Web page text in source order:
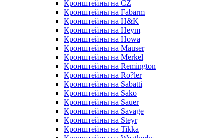
Кронштейны на CZ
Кронштейны на Fabarm
Кронштейны на H&K
Кронштейны на Heym
Кронштейны на Howa
Кронштейны на Mauser
Кронштейны на Merkel
Кронштейны на Remington
Кронштейны на Ro?ler
Кронштейны на Sabatti
Кронштейны на Sako
Кронштейны на Sauer
Кронштейны на Savage
Кронштейны на Steyr
Кронштейны на Tikka